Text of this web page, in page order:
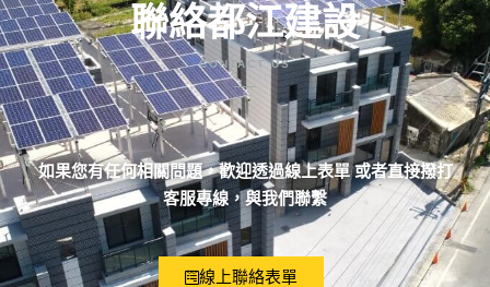
聯絡都江建設
CONTACT US
如果您有任何相關問題，歡迎透過線上表單 或者直接撥打
客服專線，與我們聯繫
線上聯絡表單